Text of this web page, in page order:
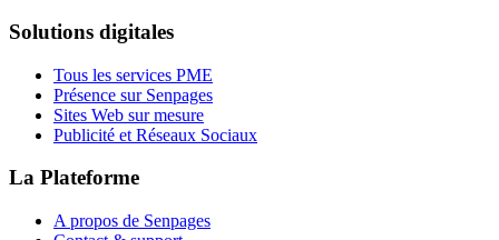
Solutions digitales
Tous les services PME
Présence sur Senpages
Sites Web sur mesure
Publicité et Réseaux Sociaux
La Plateforme
A propos de Senpages